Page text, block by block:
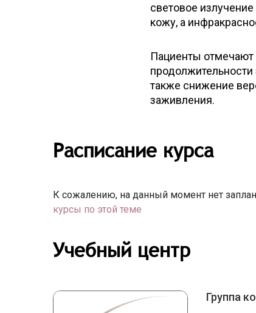
световое
кожу, а
Пациенты
продолжительности
также снижение
заживления.
Расписание курса
К сожалению, на данный момент нет
курсы по этой теме
Учебный центр
Группа